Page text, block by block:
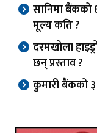
सानिमा बैंकको
मूल्य कति ?
दरमखोला
छन् प्रस्ताव ?
कुमारी बैंकको ३